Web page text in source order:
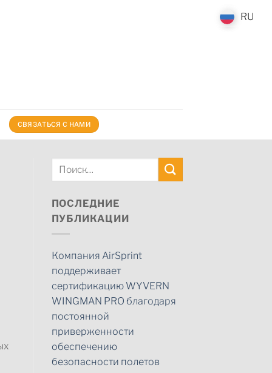
СВЯЗАТЬСЯ С НАМИ
ПОСЛЕДНИЕ
ПУБЛИКАЦИИ
Компания AirSprint
поддерживает
сертификацию WYVERN
WINGMAN PRO благодаря
постоянной
приверженности
обеспечению
безопасности полетов
RU
RU